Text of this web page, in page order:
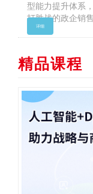
型能力提升体系
打胜战的政企销
详细
精品课程